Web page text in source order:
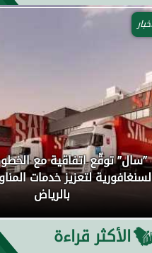
”سال” توقّع اتفاقية مع
لتعزيز خدمات
بالرياض
الأكثر قراءة